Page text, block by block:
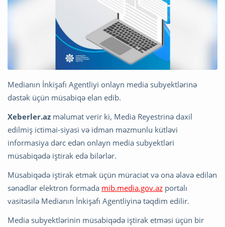
Medianın İnkişafı Agentliyi onlayn media subyektlərinə
dəstək üçün müsabiqə elan edib.
Xeberler.az məlumat verir ki, Media Reyestrinə daxil
edilmiş ictimai-siyasi və idman məzmunlu kütləvi
informasiya dərc edən onlayn media subyektləri
müsabiqədə iştirak edə bilərlər.
Müsabiqədə iştirak etmək üçün müraciət və ona əlavə edilən
sənədlər elektron formada mib.media.gov.az portalı
vasitəsilə Medianın İnkişafı Agentliyinə təqdim edilir.
Media subyektlərinin müsabiqədə iştirak etməsi üçün bir